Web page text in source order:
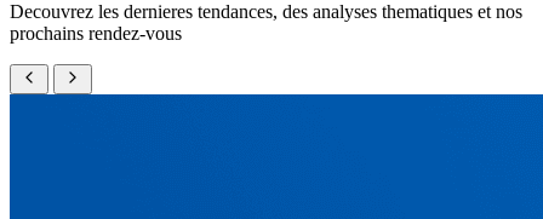
Decouvrez les dernieres tendances, des analyses thematiques et nos
prochains rendez-vous